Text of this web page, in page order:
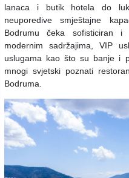
lanaca i butik hotela do
neuporedive smještajne
Bodrumu čeka sofisticiran i
modernim sadržajima, VIP
uslugama kao što su banje i
mnogi svjetski poznati
Bodruma.